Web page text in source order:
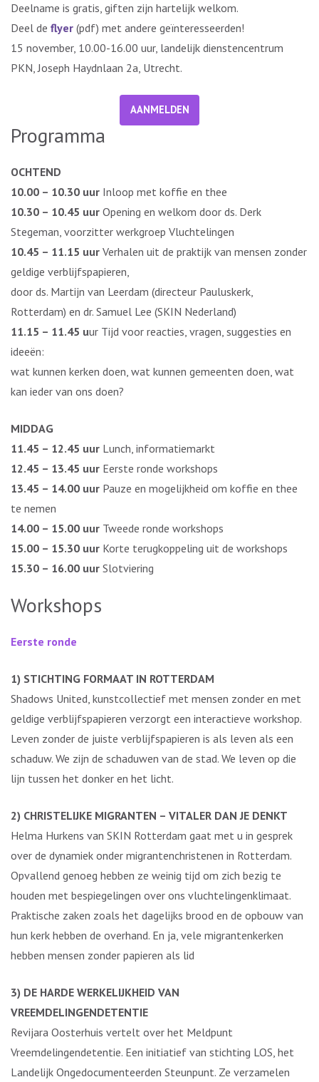
Deelname is gratis, giften zijn hartelijk welkom.
Deel de flyer (pdf) met andere geïnteresseerden!
15 november, 10.00-16.00 uur, landelijk dienstencentrum
PKN, Joseph Haydnlaan 2a, Utrecht.
AANMELDEN
Programma
OCHTEND
10.00 – 10.30 uur Inloop met koffie en thee
10.30 – 10.45 uur Opening en welkom door ds. Derk
Stegeman, voorzitter werkgroep Vluchtelingen
10.45 – 11.15 uur Verhalen uit de praktijk van mensen zonder
geldige verblijfspapieren,
door ds. Martijn van Leerdam (directeur Pauluskerk,
Rotterdam) en dr. Samuel Lee (SKIN Nederland)
11.15 – 11.45 uur Tijd voor reacties, vragen, suggesties en
ideeën:
wat kunnen kerken doen, wat kunnen gemeenten doen, wat
kan ieder van ons doen?
MIDDAG
11.45 – 12.45 uur Lunch, informatiemarkt
12.45 – 13.45 uur Eerste ronde workshops
13.45 – 14.00 uur Pauze en mogelijkheid om koffie en thee
te nemen
14.00 – 15.00 uur Tweede ronde workshops
15.00 – 15.30 uur Korte terugkoppeling uit de workshops
15.30 – 16.00 uur Slotviering
Workshops
Eerste ronde
1) STICHTING FORMAAT IN ROTTERDAM
Shadows United, kunstcollectief met mensen zonder en met
geldige verblijfspapieren verzorgt een interactieve workshop.
Leven zonder de juiste verblijfspapieren is als leven als een
schaduw. We zijn de schaduwen van de stad. We leven op die
lijn tussen het donker en het licht.
2) CHRISTELIJKE MIGRANTEN – VITALER DAN JE DENKT
Helma Hurkens van SKIN Rotterdam gaat met u in gesprek
over de dynamiek onder migrantenchristenen in Rotterdam.
Opvallend genoeg hebben ze weinig tijd om zich bezig te
houden met bespiegelingen over ons vluchtelingenklimaat.
Praktische zaken zoals het dagelijks brood en de opbouw van
hun kerk hebben de overhand. En ja, vele migrantenkerken
hebben mensen zonder papieren als lid
3) DE HARDE WERKELIJKHEID VAN
VREEMDELINGENDETENTIE
Revijara Oosterhuis vertelt over het Meldpunt
Vreemdelingendetentie. Een initiatief van stichting LOS, het
Landelijk Ongedocumenteerden Steunpunt. Ze verzamelen